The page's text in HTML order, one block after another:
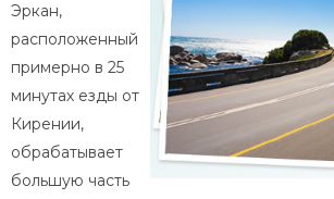
Эркан,
расположенный
примерно в 25
минутах езды от
Кирении,
обрабатывает
большую часть